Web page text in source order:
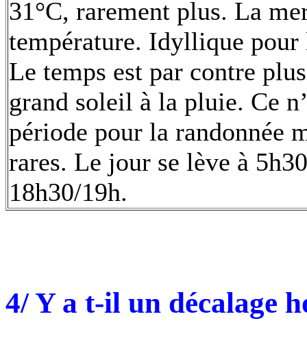
31°C, rarement plus. La
température. Idyllique pour
Le temps est par contre
grand soleil à la pluie. Ce
période pour la randonnée
rares. Le jour se lève à
18h30/19h.
4/ Y a t-il un décalage